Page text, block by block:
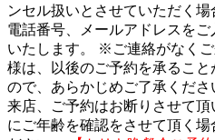
ンセル扱いとさせていただく
電話番号、メールアドレスを
いたします。 ※ご連絡がなく
様は、以後のご予約を承るこ
ので、あらかじめご了承くだ
来店、ご予約はお断りさせて
にご年齢を確認をさせて頂く場